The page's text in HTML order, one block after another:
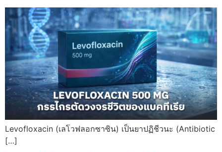
Levofloxacin (เลโวฟลอกซาซิน) เป็นยาปฏิชีวนะ (Antibiotic
[…]